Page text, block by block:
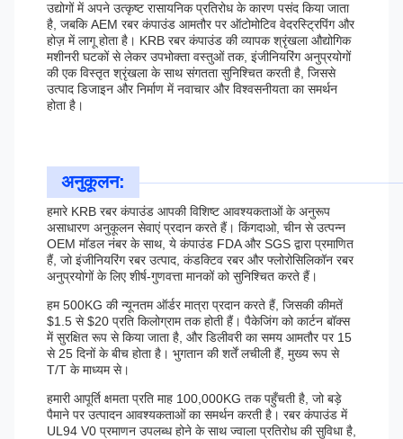
उद्योगों में अपने उत्कृष्ट रासायनिक प्रतिरोध के कारण पसंद किया जाता
है, जबकि AEM रबर कंपाउंड आमतौर पर ऑटोमोटिव वेदरस्ट्रिपिंग और
होज़ में लागू होता है। KRB रबर कंपाउंड की व्यापक श्रृंखला औद्योगिक
मशीनरी घटकों से लेकर उपभोक्ता वस्तुओं तक, इंजीनियरिंग अनुप्रयोगों
की एक विस्तृत श्रृंखला के साथ संगतता सुनिश्चित करती है, जिससे
उत्पाद डिजाइन और निर्माण में नवाचार और विश्वसनीयता का समर्थन
होता है।
अनुकूलन:
हमारे KRB रबर कंपाउंड आपकी विशिष्ट आवश्यकताओं के अनुरूप
असाधारण अनुकूलन सेवाएं प्रदान करते हैं। किंगदाओ, चीन से उत्पन्न
OEM मॉडल नंबर के साथ, ये कंपाउंड FDA और SGS द्वारा प्रमाणित
हैं, जो इंजीनियरिंग रबर उत्पाद, कंडक्टिव रबर और फ्लोरोसिलिकॉन रबर
अनुप्रयोगों के लिए शीर्ष-गुणवत्ता मानकों को सुनिश्चित करते हैं।
हम 500KG की न्यूनतम ऑर्डर मात्रा प्रदान करते हैं, जिसकी कीमतें
$1.5 से $20 प्रति किलोग्राम तक होती हैं। पैकेजिंग को कार्टन बॉक्स
में सुरक्षित रूप से किया जाता है, और डिलीवरी का समय आमतौर पर 15
से 25 दिनों के बीच होता है। भुगतान की शर्तें लचीली हैं, मुख्य रूप से
T/T के माध्यम से।
हमारी आपूर्ति क्षमता प्रति माह 100,000KG तक पहुँचती है, जो बड़े
पैमाने पर उत्पादन आवश्यकताओं का समर्थन करती है। रबर कंपाउंड में
UL94 V0 प्रमाणन उपलब्ध होने के साथ ज्वाला प्रतिरोध की सुविधा है,